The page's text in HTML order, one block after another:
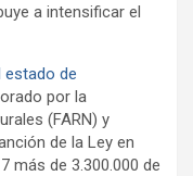
a intensificar el
estado de
por la
(FARN) y
de la Ley en
más de 3.300.000 de